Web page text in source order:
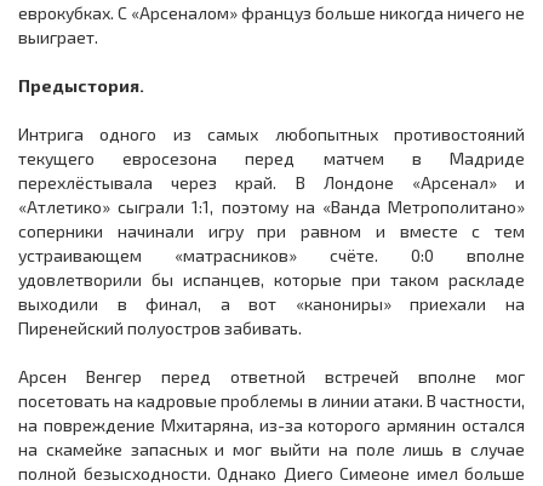
еврокубках. С «Арсеналом» француз больше никогда ничего не
выиграет.
Предыстория.
Интрига одного из самых любопытных противостояний
текущего евросезона перед матчем в Мадриде
перехлёстывала через край. В Лондоне «Арсенал» и
«Атлетико» сыграли 1:1, поэтому на «Ванда Метрополитано»
соперники начинали игру при равном и вместе с тем
устраивающем «матрасников» счёте. 0:0 вполне
удовлетворили бы испанцев, которые при таком раскладе
выходили в финал, а вот «канониры» приехали на
Пиренейский полуостров забивать.
Арсен Венгер перед ответной встречей вполне мог
посетовать на кадровые проблемы в линии атаки. В частности,
на повреждение Мхитаряна, из-за которого армянин остался
на скамейке запасных и мог выйти на поле лишь в случае
полной безысходности. Однако Диего Симеоне имел больше